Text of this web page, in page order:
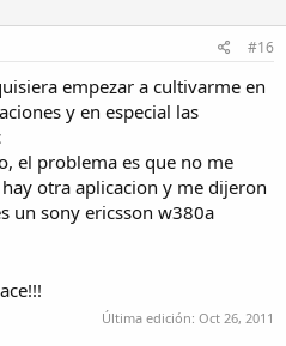
#16
empezar a cultivarme en
y en especial las
el problema es que no me
otra aplicacion y me dijeron
un sony ericsson w380a
Última edición: Oct 26, 2011